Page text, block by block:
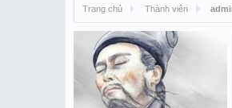
Trang chủ Thành viên